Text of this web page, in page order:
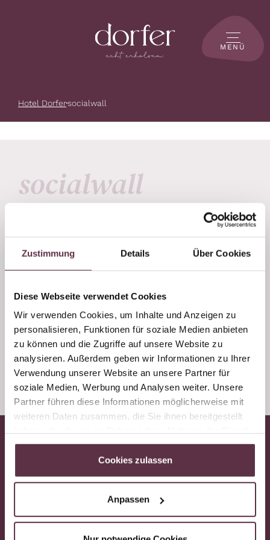
Zustimmung Details Über Cookies
Diese Webseite verwendet Cookies
Wir verwenden Cookies, um Inhalte und Anzeigen zu
personalisieren, Funktionen für soziale Medien anbieten
zu können und die Zugriffe auf unsere Website zu
analysieren. Außerdem geben wir Informationen zu Ihrer
Verwendung unserer Website an unsere Partner für
soziale Medien, Werbung und Analysen weiter. Unsere
Partner führen diese Informationen möglicherweise mit
weiteren Daten zusammen, die Sie ihnen bereitgestellt
gesammelt haben.
Cookies zulassen
Anpassen
MENÜ
Hotel Dorfersocialwall
socialwall
Teilt eure Highlights und entdeckt die schönsten
Dorfer-Momente. Join the Dorfer-Community!
#dorfermomente
Hotel Dorfer, Familie Aichhorn